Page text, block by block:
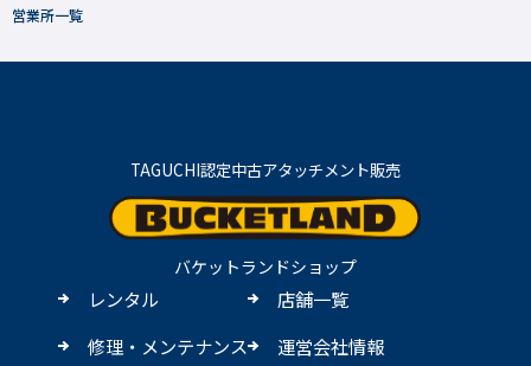
営業所一覧
TAGUCHI認定中古アタッチメント販売
バケットランドショップ
レンタル
修理・メンテナンス
店舗一覧
運営会社情報